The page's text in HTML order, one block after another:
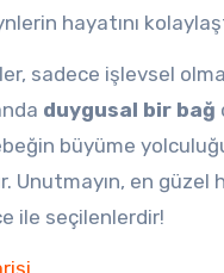
hayatını
sadece işlevsel
duygusal bir bağ
büyüme
Unutmayın, en güzel
ile seçilenlerdir!